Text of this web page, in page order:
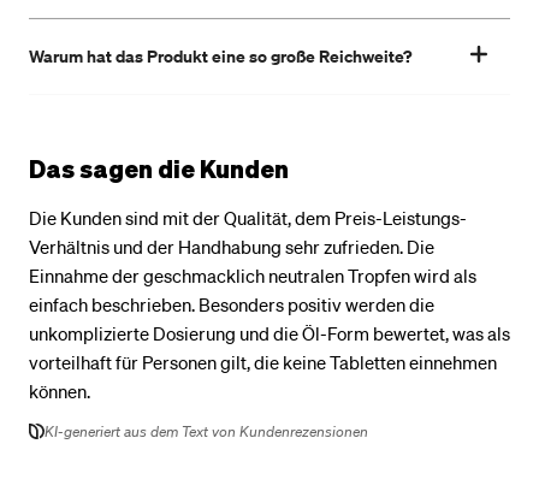
Warum hat das Produkt eine so große Reichweite?
Das sagen die Kunden
Die Kunden sind mit der Qualität, dem Preis-Leistungs-
Verhältnis und der Handhabung sehr zufrieden. Die
Einnahme der geschmacklich neutralen Tropfen wird als
einfach beschrieben. Besonders positiv werden die
unkomplizierte Dosierung und die Öl-Form bewertet, was als
vorteilhaft für Personen gilt, die keine Tabletten einnehmen
können.
KI-generiert aus dem Text von Kundenrezensionen